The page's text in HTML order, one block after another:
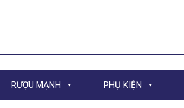
RƯỢU MẠNH PHỤ KIỆN